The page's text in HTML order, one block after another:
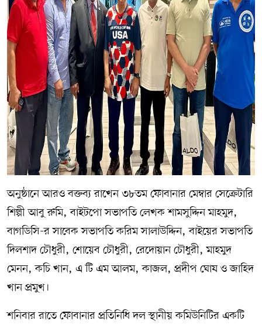
অনুষ্ঠানে আরও বক্তব্য রাখেন ৩৮তম ফোবানার মেম্বার সেক্রেটারি
শিল্পী আবু রুমি, বাইটপো সভাপতি লেখক শামসুদ্দিন মাহমুদ,
বাগডিসি-র সাবেক সভাপতি করিম সালাউদ্দিন, বাইয়ের সভাপতি
দিলশাদ চৌধুরী, শোয়েব চৌধুরী, রেদোয়ান চৌধুরী, মাহমুদ
মেনন, কচি খান, এ টি এম আলম, কাজল, প্রদীপ ঘোষ ও জাহিদ
খান প্রমুখ।
শনিবার রাতে ফোবানার প্রতিনিধি দল স্থানীয় কমিউনিটির একটি